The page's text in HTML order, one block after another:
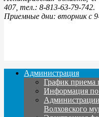
407, тел.: 8-813-63-79-742.
Приемные дни: вторник с
Администрация
График приема
Информация
Волховского